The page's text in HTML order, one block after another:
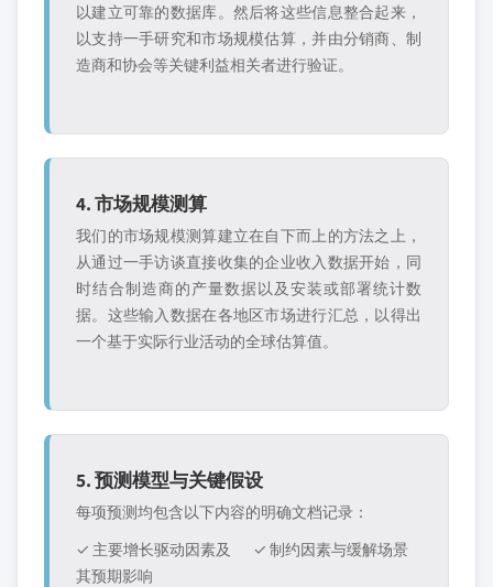
以建立可靠的数据库。然后将这些信息整合起来，
以支持一手研究和市场规模估算，并由分销商、制
造商和协会等关键利益相关者进行验证。
4. 市场规模测算
我们的市场规模测算建立在自下而上的方法之上，
从通过一手访谈直接收集的企业收入数据开始，同
时结合制造商的产量数据以及安装或部署统计数
据。这些输入数据在各地区市场进行汇总，以得出
一个基于实际行业活动的全球估算值。
5. 预测模型与关键假设
每项预测均包含以下内容的明确文档记录：
✓ 主要增长驱动因素及
其预期影响
✓ 制约因素与缓解场景